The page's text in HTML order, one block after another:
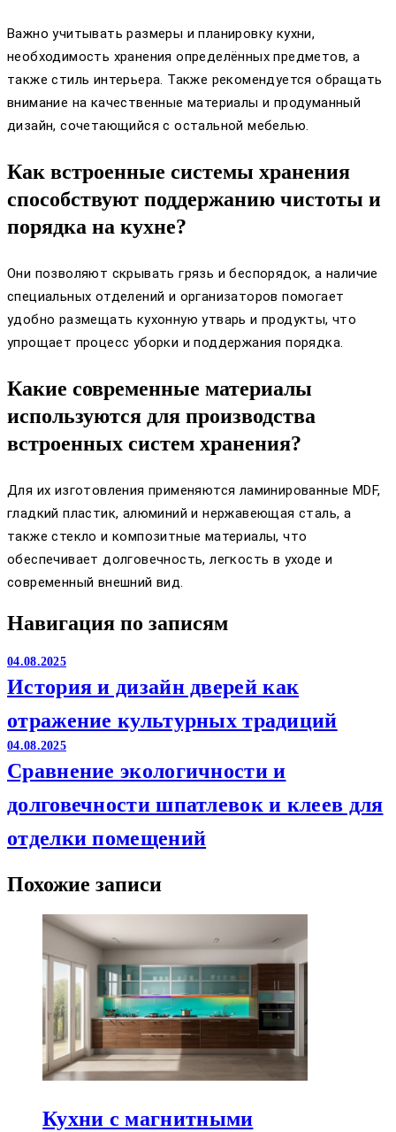
Важно учитывать размеры и планировку кухни,
необходимость хранения определённых предметов, а
также стиль интерьера. Также рекомендуется обращать
внимание на качественные материалы и продуманный
дизайн, сочетающийся с остальной мебелью.
Как встроенные системы хранения
способствуют поддержанию чистоты и
порядка на кухне?
Они позволяют скрывать грязь и беспорядок, а наличие
специальных отделений и организаторов помогает
удобно размещать кухонную утварь и продукты, что
упрощает процесс уборки и поддержания порядка.
Какие современные материалы
используются для производства
встроенных систем хранения?
Для их изготовления применяются ламинированные MDF,
гладкий пластик, алюминий и нержавеющая сталь, а
также стекло и композитные материалы, что
обеспечивает долговечность, легкость в уходе и
современный внешний вид.
Навигация по записям
04.08.2025
История и дизайн дверей как
отражение культурных традиций
04.08.2025
Сравнение экологичности и
долговечности шпатлевок и клеев для
отделки помещений
Похожие записи
Кухни с магнитными